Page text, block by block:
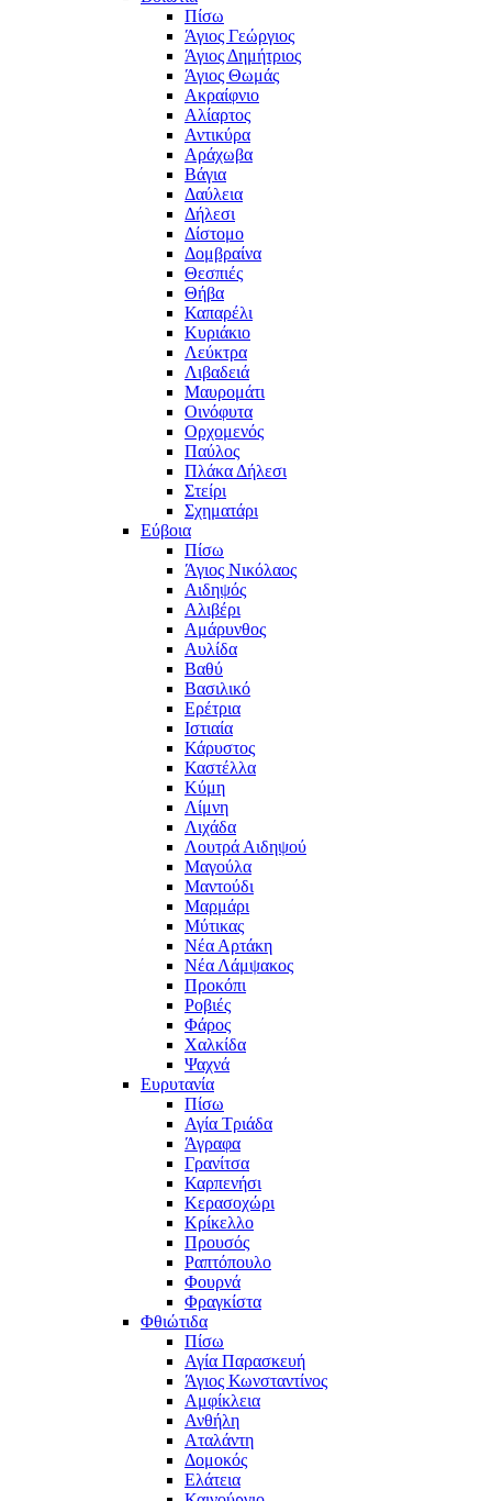
Πίσω
Άγιος Γεώργιος
Άγιος Δημήτριος
Άγιος Θωμάς
Ακραίφνιο
Αλίαρτος
Αντικύρα
Αράχωβα
Βάγια
Δαύλεια
Δήλεσι
Δίστομο
Δομβραίνα
Θεσπιές
Θήβα
Καπαρέλι
Κυριάκιο
Λεύκτρα
Λιβαδειά
Μαυρομάτι
Οινόφυτα
Ορχομενός
Παύλος
Πλάκα Δήλεσι
Στείρι
Σχηματάρι
Εύβοια
Πίσω
Άγιος Νικόλαος
Αιδηψός
Αλιβέρι
Αμάρυνθος
Αυλίδα
Βαθύ
Βασιλικό
Ερέτρια
Ιστιαία
Κάρυστος
Καστέλλα
Κύμη
Λίμνη
Λιχάδα
Λουτρά Αιδηψού
Μαγούλα
Μαντούδι
Μαρμάρι
Μύτικας
Νέα Αρτάκη
Νέα Λάμψακος
Προκόπι
Ροβιές
Φάρος
Χαλκίδα
Ψαχνά
Ευρυτανία
Πίσω
Αγία Τριάδα
Άγραφα
Γρανίτσα
Καρπενήσι
Κερασοχώρι
Κρίκελλο
Προυσός
Ραπτόπουλο
Φουρνά
Φραγκίστα
Φθιώτιδα
Πίσω
Αγία Παρασκευή
Άγιος Κωνσταντίνος
Αμφίκλεια
Ανθήλη
Αταλάντη
Δομοκός
Ελάτεια